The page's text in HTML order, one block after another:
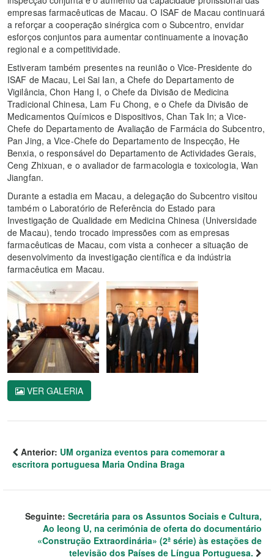
empresas farmacêuticas de Macau. O ISAF de Macau continuará
a reforçar a cooperação sinérgica com o Subcentro, envidar
esforços conjuntos para aumentar continuamente a inovação
regional e a competitividade.
Estiveram também presentes na reunião o Vice-Presidente do
ISAF de Macau, Lei Sai Ian, a Chefe do Departamento de
Vigilância, Chon Hang I, o Chefe da Divisão de Medicina
Tradicional Chinesa, Lam Fu Chong, e o Chefe da Divisão de
Medicamentos Químicos e Dispositivos, Chan Tak In; a Vice-
Chefe do Departamento de Avaliação de Farmácia do Subcentro,
Pan Jing, a Vice-Chefe do Departamento de Inspecção, He
Benxia, o responsável do Departamento de Actividades Gerais,
Ceng Zhixuan, e o avaliador de farmacologia e toxicologia, Wan
Jiangfan.
Durante a estadia em Macau, a delegação do Subcentro visitou
também o Laboratório de Referência do Estado para
Investigação de Qualidade em Medicina Chinesa (Universidade
de Macau), tendo trocado impressões com as empresas
farmacêuticas de Macau, com vista a conhecer a situação de
desenvolvimento da investigação científica e da indústria
farmacêutica em Macau.
VER GALERIA
Anterior: UM organiza eventos para comemorar a
escritora portuguesa Maria Ondina Braga
Seguinte: Secretária para os Assuntos Sociais e Cultura,
Ao Ieong U, na cerimónia de oferta do documentário
«Construção Extraordinária» (2ª série) às estações de
televisão dos Países de Língua Portuguesa.